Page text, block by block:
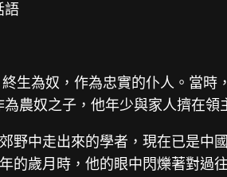
語
生為奴，作為忠實的仆人。當
農奴之子，他年少與家人擠在領
中走出來的學者，現在已是中
的歲月時，他的眼中閃爍著對過